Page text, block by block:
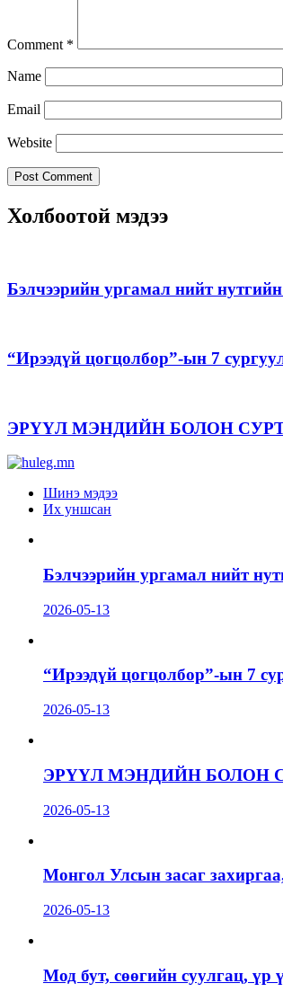
Comment *
Name
Email
Website
Холбоотой мэдээ
Бэлчээрийн ургамал нийт
“Ирээдүй цогцолбор”-ын 7
ЭРҮҮЛ МЭНДИЙН БОЛОН
Шинэ мэдээ
Их уншсан
Бэлчээрийн ургамал нийт
2026-05-13
“Ирээдүй цогцолбор”-ын 7
2026-05-13
ЭРҮҮЛ МЭНДИЙН БОЛОН
2026-05-13
Монгол Улсын засаг
2026-05-13
Мод бут, сөөгийн суулгац, үр